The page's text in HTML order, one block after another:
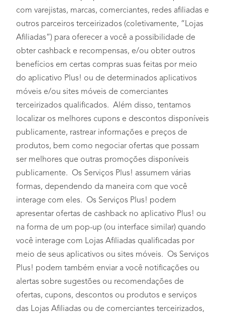
com varejistas, marcas, comerciantes, redes afiliadas e
outros parceiros terceirizados (coletivamente, “Lojas
Afiliadas”) para oferecer a você a possibilidade de
obter cashback e recompensas, e/ou obter outros
benefícios em certas compras suas feitas por meio
do aplicativo Plus! ou de determinados aplicativos
móveis e/ou sites móveis de comerciantes
terceirizados qualificados. Além disso, tentamos
localizar os melhores cupons e descontos disponíveis
publicamente, rastrear informações e preços de
produtos, bem como negociar ofertas que possam
ser melhores que outras promoções disponíveis
publicamente. Os Serviços Plus! assumem várias
formas, dependendo da maneira com que você
interage com eles. Os Serviços Plus! podem
apresentar ofertas de cashback no aplicativo Plus! ou
na forma de um pop-up (ou interface similar) quando
você interage com Lojas Afiliadas qualificadas por
meio de seus aplicativos ou sites móveis. Os Serviços
Plus! podem também enviar a você notificações ou
alertas sobre sugestões ou recomendações de
ofertas, cupons, descontos ou produtos e serviços
das Lojas Afiliadas ou de comerciantes terceirizados,